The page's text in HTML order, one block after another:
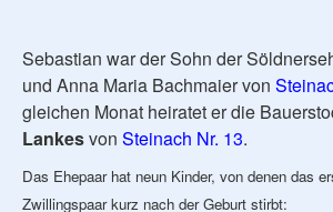
Sebastian war der Sohn der
und Anna Maria Bachmaier von
gleichen Monat heiratet er die
Lankesvon Steinach Nr. 13.
Das Ehepaar hat neun Kinder, von denen das
Zwillingspaar kurz nach der Geburt stirbt: